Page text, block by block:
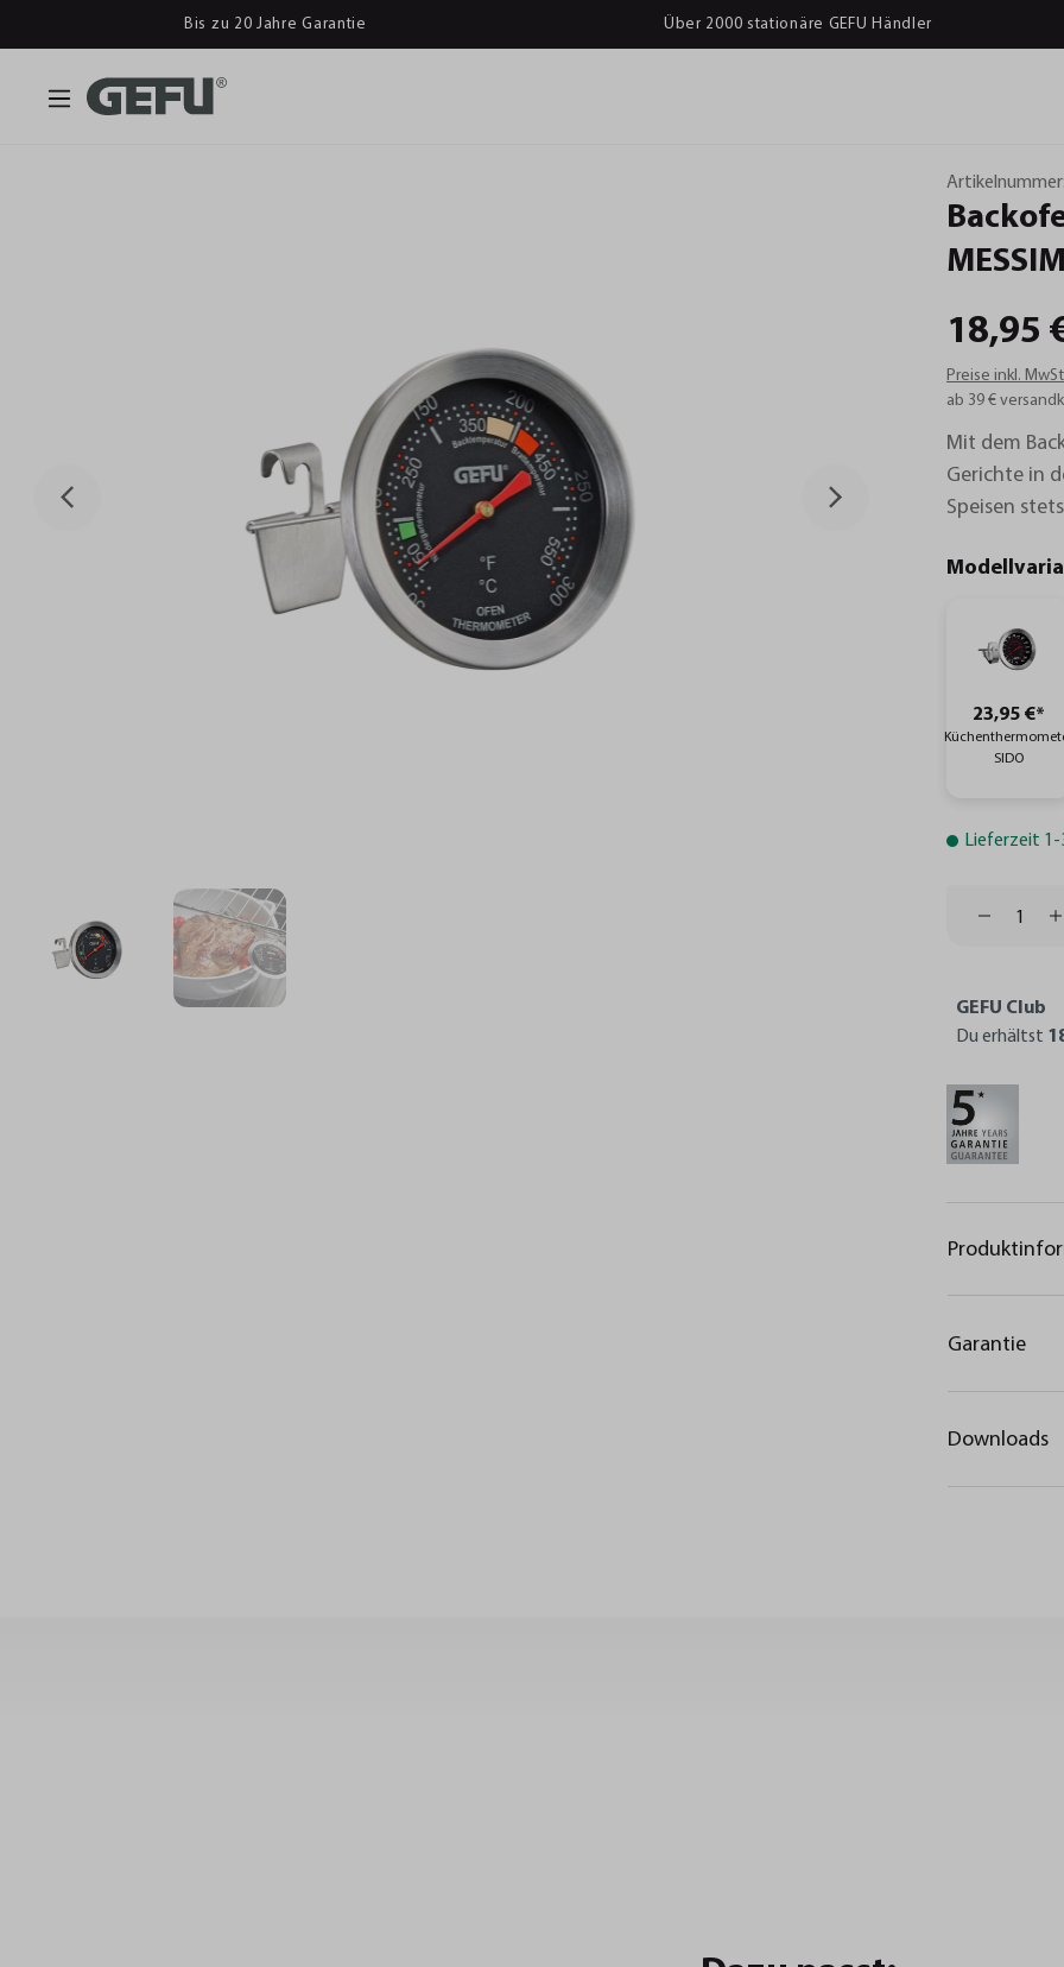
Bis zu 20 Jahre Garantie Über 2000 stationäre GEFU Händler
Artikelnummer:
18,95
Preise inkl.
ab 39 €
Mit dem
Gerichte in
Speisen
23,95 €*
SIDO
Lieferzeit 1-
GEFU Club
Du erhältst
Garantie
Downloads